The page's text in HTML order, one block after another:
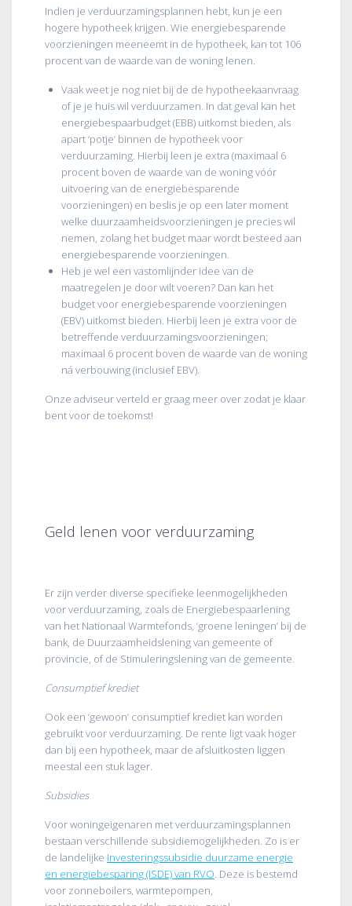
Indien je verduurzamingsplannen hebt, kun je een
hogere hypotheek krijgen. Wie energiebesparende
voorzieningen meeneemt in de hypotheek, kan tot 106
procent van de waarde van de woning lenen.
Vaak weet je nog niet bij de de hypotheekaanvraag
of je je huis wil verduurzamen. In dat geval kan het
energiebespaarbudget (EBB) uitkomst bieden, als
apart ‘potje’ binnen de hypotheek voor
verduurzaming. Hierbij leen je extra (maximaal 6
procent boven de waarde van de woning vóór
uitvoering van de energiebesparende
voorzieningen) en beslis je op een later moment
welke duurzaamheidsvoorzieningen je precies wil
nemen, zolang het budget maar wordt besteed aan
energiebesparende voorzieningen.
Heb je wel een vastomlijnder idee van de
maatregelen je door wilt voeren? Dan kan het
budget voor energiebesparende voorzieningen
(EBV) uitkomst bieden. Hierbij leen je extra voor de
betreffende verduurzamingsvoorzieningen;
maximaal 6 procent boven de waarde van de woning
ná verbouwing (inclusief EBV).
Onze adviseur verteld er graag meer over zodat je klaar
bent voor de toekomst!
Geld lenen voor verduurzaming
Er zijn verder diverse specifieke leenmogelijkheden
voor verduurzaming, zoals de Energiebespaarlening
van het Nationaal Warmtefonds, ‘groene leningen’ bij de
bank, de Duurzaamheidslening van gemeente of
provincie, of de Stimuleringslening van de gemeente.
Consumptief krediet
Ook een ‘gewoon’ consumptief krediet kan worden
gebruikt voor verduurzaming. De rente ligt vaak hoger
dan bij een hypotheek, maar de afsluitkosten liggen
meestal een stuk lager.
Subsidies
Voor woningeigenaren met verduurzamingsplannen
bestaan verschillende subsidiemogelijkheden. Zo is er
de landelijke Investeringssubsidie duurzame energie
en energiebesparing (ISDE) van RVO . Deze is bestemd
voor zonneboilers, warmtepompen,